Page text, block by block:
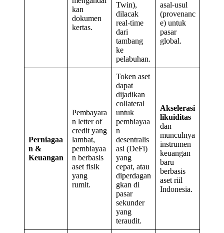
kan
dokumen
kertas.
Twin),
dilacak
real-time
dari
tambang
ke
pelabuhan.
asal-usul
(provenanc
e) untuk
pasar
global.
Perniagaa
n &
Keuangan
Pembayara
n letter of
credit yang
lambat,
pembiayaa
n berbasis
aset fisik
yang
rumit.
Token aset
dapat
dijadikan
collateral
untuk
pembiayaa
n
desentralis
asi (DeFi)
yang
cepat, atau
diperdagan
gkan di
pasar
sekunder
yang
teraudit.
Akselerasi
likuiditas
dan
munculnya
instrumen
keuangan
baru
berbasis
aset riil
Indonesia.